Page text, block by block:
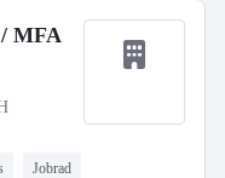
/ MFA
Jobrad